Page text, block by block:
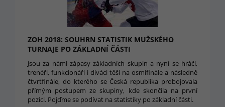
ZOH 2018: SOUHRN STATISTIK MUŽSKÉHO
TURNAJE PO ZÁKLADNÍ ČÁSTI
Jsou za námi zápasy základních skupin a nyní se hráči,
trenéři, funkcionáři i diváci těší na osmifinále a následně
čtvrtfinále, do kterého se Česká republika probojovala
přímým postupem ze skupiny, kde skončila na první
pozici. Pojďme se podívat na statistiky po základní části.